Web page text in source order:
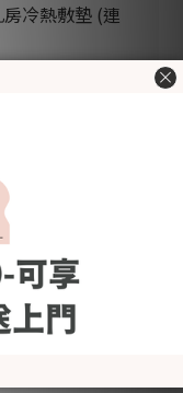
冷熱敷墊 (連